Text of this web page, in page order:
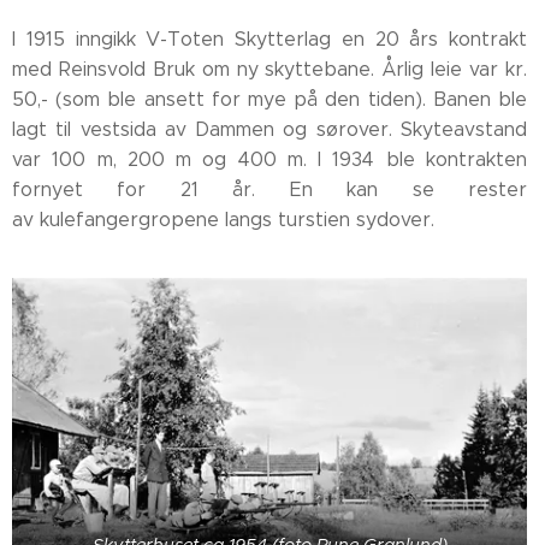
I 1915 inngikk V-Toten Skytterlag en 20 års kontrakt
med Reinsvold Bruk om ny skyttebane. Årlig leie var kr.
50,- (som ble ansett for mye på den tiden). Banen ble
lagt til vestsida av Dammen og sørover. Skyteavstand
var 100 m, 200 m og 400 m. I 1934 ble kontrakten
fornyet for 21 år. En kan se rester
av kulefangergropene langs turstien sydover.